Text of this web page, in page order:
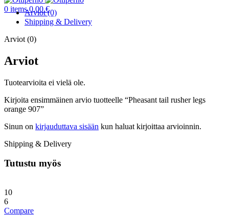
0 items 0,00€
Arviot (0)
Shipping & Delivery
Arviot (0)
Arviot
Tuotearvioita ei vielä ole.
Kirjoita ensimmäinen arvio tuotteelle “Pheasant tail rusher legs
orange 907”
Sinun on kirjauduttava sisään kun haluat kirjoittaa arvioinnin.
Shipping & Delivery
Tutustu myös
10
6
Compare